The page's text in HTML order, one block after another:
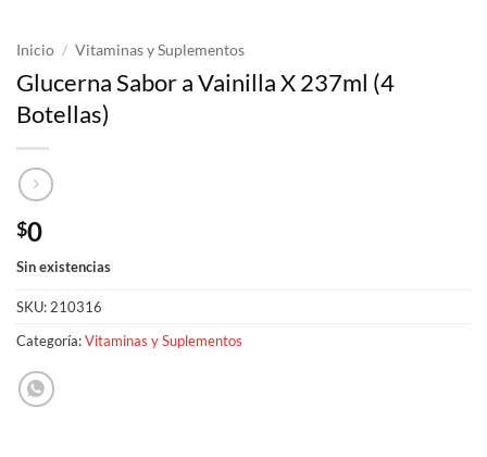
Inicio / Vitaminas y Suplementos
Glucerna Sabor a Vainilla X 237ml (4
Botellas)
$0
Sin existencias
SKU:210316
Categoría:Vitaminas y Suplementos